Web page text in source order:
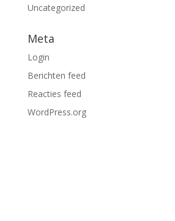
Uncategorized
Meta
Login
Berichten feed
Reacties feed
WordPress.org